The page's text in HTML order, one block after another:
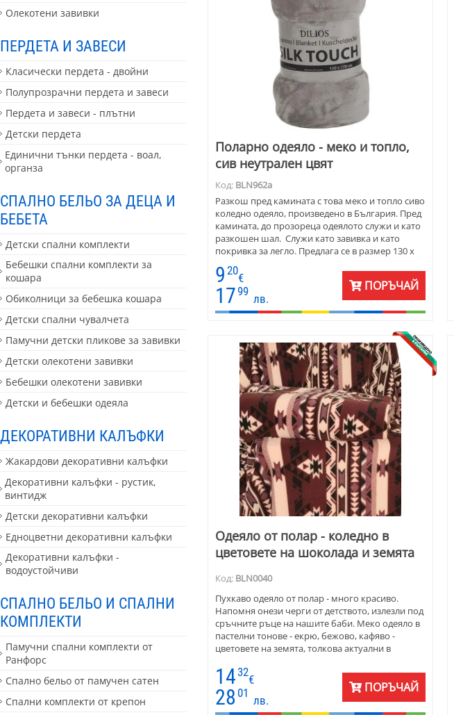
Олекотени завивки
ПЕРДЕТА И ЗАВЕСИ
Класически пердета - двойни
Полупрозрачни пердета и завеси
Пердета и завеси - плътни
Детски пердета
Единични тънки пердета - воал,
органза
СПАЛНО БЕЛЬО ЗА ДЕЦА И
БЕБЕТА
Детски спални комплекти
Бебешки спални комплекти за
кошара
Обиколници за бебешка кошара
Детски спални чувалчета
Памучни детски пликове за завивки
Детски олекотени завивки
Бебешки олекотени завивки
Детски и бебешки одеяла
ДЕКОРАТИВНИ КАЛЪФКИ
Жакардови декоративни калъфки
Декоративни калъфки - рустик,
винтидж
Детски декоративни калъфки
Едноцветни декоративни калъфки
Декоративни калъфки -
водоустойчиви
СПАЛНО БЕЛЬО И СПАЛНИ
КОМПЛЕКТИ
Памучни спални комплекти от
Ранфорс
Спално бельо от памучен сатен
Спални комплекти от крепон
Поларно одеяло - меко и топло,
сив неутрален цвят
Код: BLN962a
Разкош пред камината с това меко и топло сиво
коледно одеяло, произведено в България. Пред
камината, до прозореца одеялото служи и като
разкошен шал. Служи като завивка и като
покривка за легло. Предлага се в размер 130 х
170 см
9 20
€
1799
лв.
ПОРЪЧАЙ
Одеяло от полар - коледно в
цветовете на шоколада и земята
Код: BLN0040
Пухкаво одеяло от полар - много красиво.
Напомня онези черги от детството, излезли под
сръчните ръце на нашите баби. Меко одеяло в
пастелни тонове - екрю, бежово, кафяво -
цветовете на земята, толкова актуални в
14 32
€
28 01
лв.
ПОРЪЧАЙ